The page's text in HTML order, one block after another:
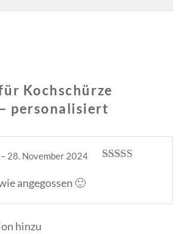
Kochschürze
personalisiert
– 28. November 2024
angegossen 🙂
hinzu